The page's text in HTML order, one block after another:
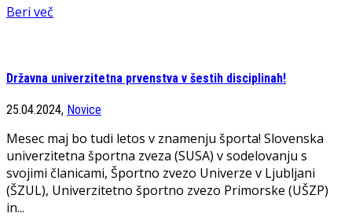
Beri več
Državna univerzitetna prvenstva v šestih disciplinah!
25.04.2024, Novice
Mesec maj bo tudi letos v znamenju športa! Slovenska
univerzitetna športna zveza (SUSA) v sodelovanju s
svojimi članicami, Športno zvezo Univerze v Ljubljani
(ŠZUL), Univerzitetno športno zvezo Primorske (UŠZP)
in...